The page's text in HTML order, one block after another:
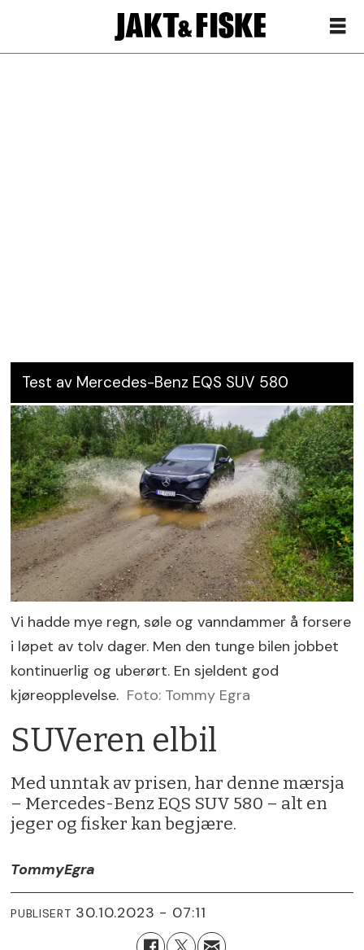
Test av Mercedes-Benz EQS SUV 580
Vi hadde mye regn, søle og vanndammer å forsere
i løpet av tolv dager. Men den tunge bilen jobbet
kontinuerlig og uberørt. En sjeldent god
kjøreopplevelse. Foto: Tommy Egra
SUVeren elbil
Med unntak av prisen, har denne mærsja
– Mercedes-Benz EQS SUV 580 – alt en
jeger og fisker kan begjære.
TommyEgra
PUBLISERT 30.10.2023 - 07:11